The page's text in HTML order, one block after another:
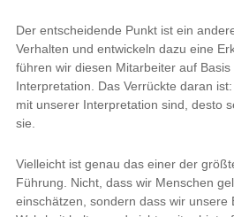
Der entscheidende Punkt ist ein
Verhalten und entwickeln dazu eine
führen wir diesen Mitarbeiter auf Basis
Interpretation. Das Verrückte daran
mit unserer Interpretation sind, desto
sie.
Vielleicht ist genau das einer der
Führung. Nicht, dass wir Menschen
einschätzen, sondern dass wir unsere